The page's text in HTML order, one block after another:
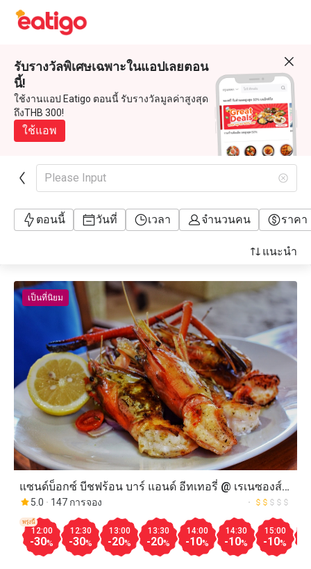
รับรางวัลพิเศษเฉพาะในแอปเลยตอน
นี้!
ใช้งานแอป Eatigo ตอนนี้ รับรางวัลมูลค่าสูงสุด
ถึงTHB 300!
ใช้แอพ
Please Input
ตอนนี้ วันที่ เวลา จำนวนคน ราคา
แนะนำ
แซนด์บ็อกซ์ บีชฟร้อน บาร์ แอนด์ อีทเทอรี่ @ เรเนซองส์
ภูเก็ต รีสอร์ท แอนด์ สปา
5.0 147 การจอง
12:00
-30%
พรุ่งนี้
12:30
-30%
13:00
-20%
13:30
-20%
14:00
-10%
14:30
-10%
15:00
-10%
เป็นที่นิยม